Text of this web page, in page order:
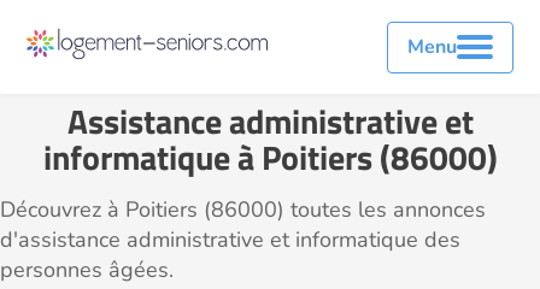
Menu
Assistance administrative et
informatique à Poitiers (86000)
Découvrez à Poitiers (86000) toutes les annonces
d'assistance administrative et informatique des
personnes âgées.